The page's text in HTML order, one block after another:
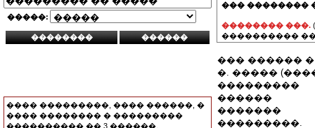
�����:
���� ���������, ���� ������, �
���� �������� � ���������
���������� �� 3 ������.
��� ��������
�������� ���.
����������
��� ������
�. �����
���������
������
�������
���������.